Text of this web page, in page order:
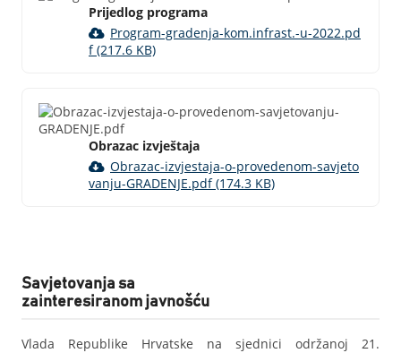
Prijedlog programa
Program-gradenja-kom.infrast.-u-2022.pd
f (217.6 KB)
Obrazac izvještaja
Obrazac-izvjestaja-o-provedenom-savjeto
vanju-GRADENJE.pdf (174.3 KB)
Savjetovanja sa
zainteresiranom javnošću
Vlada Republike Hrvatske na sjednici održanoj 21.